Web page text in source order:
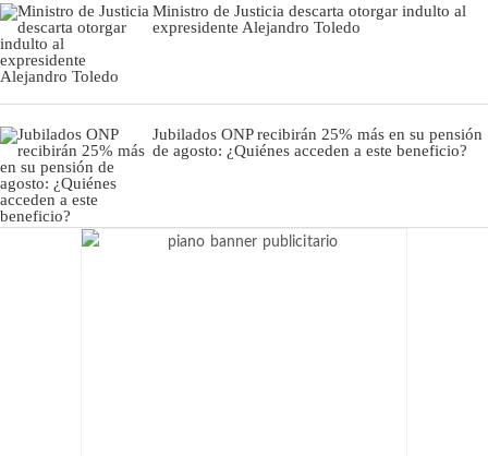
Ministro de Justicia descarta otorgar indulto al
expresidente Alejandro Toledo
Jubilados ONP recibirán 25% más en su pensión
de agosto: ¿Quiénes acceden a este beneficio?